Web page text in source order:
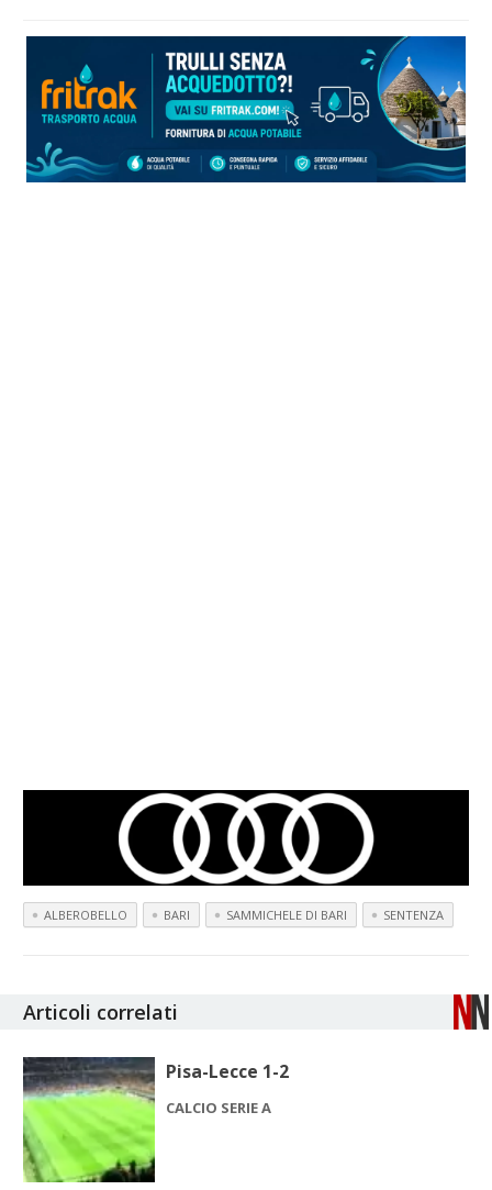
ALBEROBELLO BARI SAMMICHELE DI BARI SENTENZA
Articoli correlati
Pisa-Lecce 1-2
CALCIO SERIE A